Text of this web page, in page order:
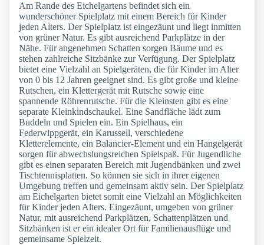
Am Rande des Eichelgartens befindet sich ein
wunderschöner Spielplatz mit einem Bereich für Kinder
jeden Alters. Der Spielplatz ist eingezäunt und liegt inmitten
von grüner Natur. Es gibt ausreichend Parkplätze in der
Nähe. Für angenehmen Schatten sorgen Bäume und es
stehen zahlreiche Sitzbänke zur Verfügung. Der Spielplatz
bietet eine Vielzahl an Spielgeräten, die für Kinder im Alter
von 0 bis 12 Jahren geeignet sind. Es gibt große und kleine
Rutschen, ein Klettergerät mit Rutsche sowie eine
spannende Röhrenrutsche. Für die Kleinsten gibt es eine
separate Kleinkindschaukel. Eine Sandfläche lädt zum
Buddeln und Spielen ein. Ein Spielhaus, ein
Federwippgerät, ein Karussell, verschiedene
Kletterelemente, ein Balancier-Element und ein Hangelgerät
sorgen für abwechslungsreichen Spielspaß. Für Jugendliche
gibt es einen separaten Bereich mit Jugendbänken und zwei
Tischtennisplatten. So können sie sich in ihrer eigenen
Umgebung treffen und gemeinsam aktiv sein. Der Spielplatz
am Eichelgarten bietet somit eine Vielzahl an Möglichkeiten
für Kinder jeden Alters. Eingezäunt, umgeben von grüner
Natur, mit ausreichend Parkplätzen, Schattenplätzen und
Sitzbänken ist er ein idealer Ort für Familienausflüge und
gemeinsame Spielzeit.